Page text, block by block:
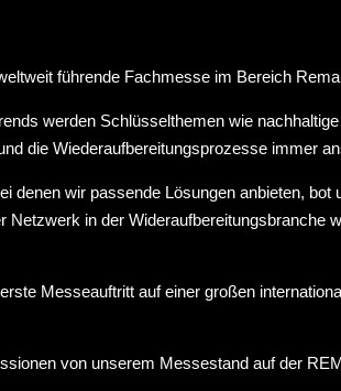
führende Fachmesse im Bereich
werden Schlüsselthemen wie
die Wiederaufbereitungsprozesse immer
denen wir passende Lösungen anbieten,
Netzwerk in der
Messeauftritt auf einer großen
von unserem Messestand auf der